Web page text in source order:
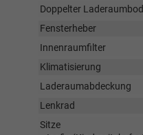
Doppelter
Fensterheber
Innenraumfilter
Klimatisierung
Laderaumabdeckung
Lenkrad
Sitze